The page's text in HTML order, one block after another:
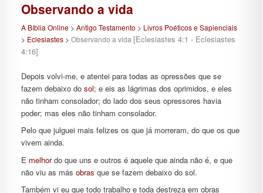
Observando a vida
A Bíblia Online> Antigo Testamento > Livros Poéticos e Sapienciais
> Eclesiastes> Observando a vida [Eclesiastes 4:1 - Eclesiastes
4:16]
Depois volvi-me, e atentei para todas as opressões que se
fazem debaixo do sol; e eis as lágrimas dos oprimidos, e eles
não tinham consolador; do lado dos seus opressores havia
poder; mas eles não tinham consolador.
Pelo que julguei mais felizes os que já morreram, do que os que
vivem ainda.
E melhordo que uns e outros é aquele que ainda não é, e que
não viu as más obras que se fazem debaixo do sol.
Também vi eu que todo trabalho e toda destreza em obras